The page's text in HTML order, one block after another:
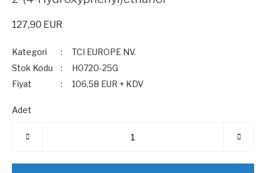
127,90 EUR
Kategori
TCI EUROPE NV.
Stok Kodu
H0720-25G
Fiyat
106,58 EUR + KDV
Adet